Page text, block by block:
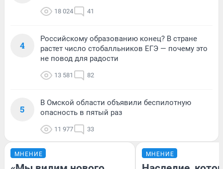
18 024 41
4
Российскому образованию конец? В стране
растет число стобалльников ЕГЭ — почему это
не повод для радости
13 581 82
5
В Омской области объявили беспилотную
опасность в пятый раз
11 977 33
МНЕНИЕ МНЕНИЕ